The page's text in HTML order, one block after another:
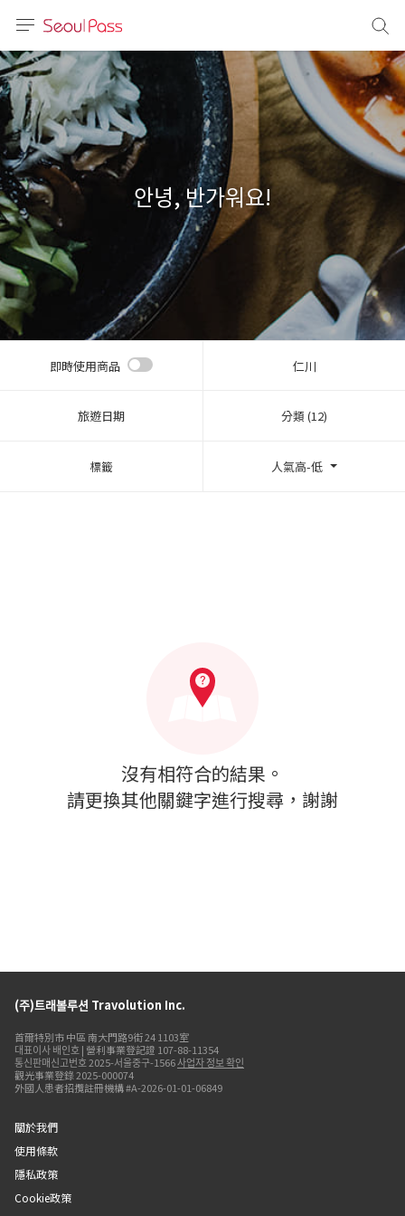
体)
文 (台灣)
안녕, 반가워요!
即時使用商品 仁川
旅遊日期 分類 (12)
標籤 人氣高-低
沒有相符合的結果。
請更換其他關鍵字進行搜尋，謝謝
(주)트래볼루션 Travolution Inc.
首爾特別市 中區 南大門路9街 24 1103室
대표이사 배인호 | 營利事業登記證 107-88-11354
통신판매신고번호 2025-서울중구-1566사업자 정보 확인
觀光事業登錄 2025-000074
外國人患者招攬註冊機構 #A-2026-01-01-06849
關於我們
使用條款
隱私政策
Cookie政策